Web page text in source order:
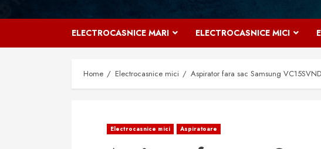
ELECTROCASNICE MARI ELECTROCASNICE MICI
Home Electrocasnice mici Aspirator fara sac Samsung
Electrocasnice mici Aspiratoare